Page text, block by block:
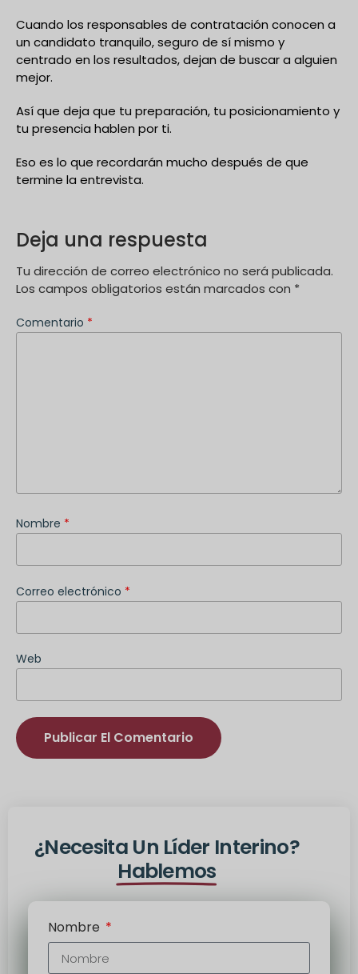
Cuando los responsables de contratación conocen a
un candidato tranquilo, seguro de sí mismo y
centrado en los resultados, dejan de buscar a alguien
mejor.
Así que deja que tu preparación, tu posicionamiento y
tu presencia hablen por ti.
Eso es lo que recordarán mucho después de que
termine la entrevista.
Deja una respuesta
Tu dirección de correo electrónico no será publicada.
Los campos obligatorios están marcados con *
Comentario *
Nombre *
Correo electrónico *
Web
¿Necesita Un Líder Interino?
Hablemos
Nombre